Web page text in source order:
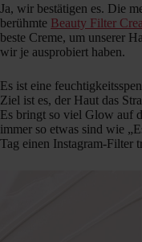
Ja, wir bestätigen es. Die
berühmte Beauty Filter
beste Creme, um unserer
wir je ausprobiert haben.
Es ist eine
Ziel ist es, der Haut das
Es bringt so viel Glow auf
immer so etwas sind wie
Tag einen Instagram-Filter